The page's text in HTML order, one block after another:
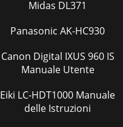
Midas DL371
Panasonic AK-HC930
Canon Digital IXUS 960 IS
Manuale Utente
Eiki LC-HDT1000 Manuale
delle Istruzioni